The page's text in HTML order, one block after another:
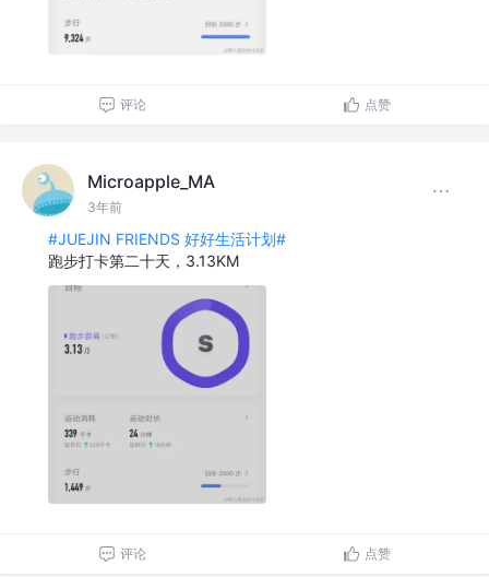
评论 点赞
Microapple_MA
3年前
#JUEJIN FRIENDS 好好生活计划#
跑步打卡第二十天，3.13KM
评论 点赞